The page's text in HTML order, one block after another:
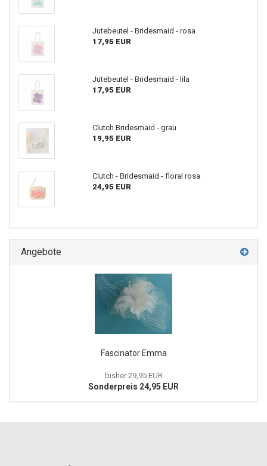
Jutebeutel - Bridesmaid - rosa
17,95 EUR
Jutebeutel - Bridesmaid - lila
17,95 EUR
Clutch Bridesmaid - grau
19,95 EUR
Clutch - Bridesmaid - floral rosa
24,95 EUR
Angebote
Fascinator Emma
bisher 29,95 EUR
Sonderpreis 24,95 EUR